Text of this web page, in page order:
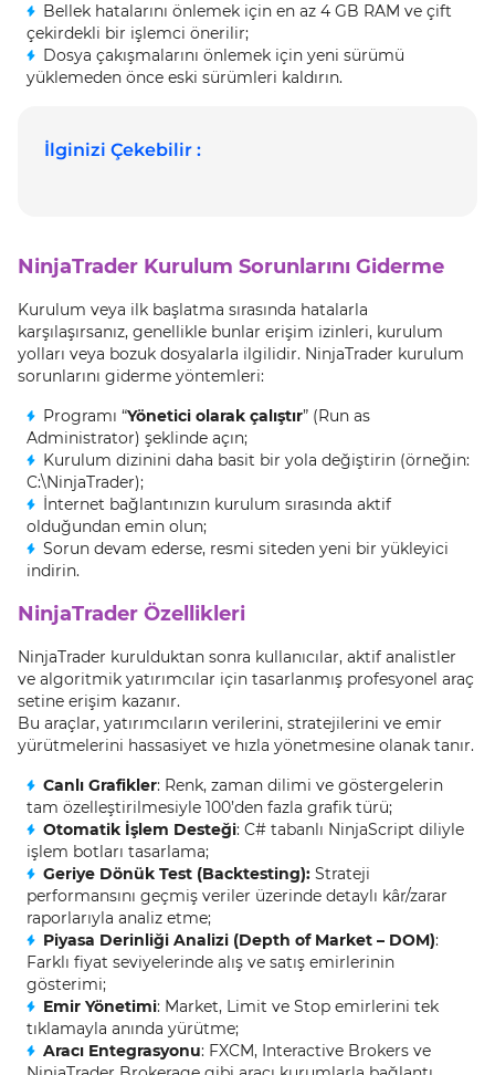
Bellek hatalarını önlemek için en az 4 GB RAM ve çift
çekirdekli bir işlemci önerilir;
Dosya çakışmalarını önlemek için yeni sürümü
yüklemeden önce eski sürümleri kaldırın.
İlginizi Çekebilir :
NinjaTrader Kurulum Sorunlarını Giderme
Kurulum veya ilk başlatma sırasında hatalarla
karşılaşırsanız, genellikle bunlar erişim izinleri, kurulum
yolları veya bozuk dosyalarla ilgilidir. NinjaTrader kurulum
sorunlarını giderme yöntemleri:
Programı “Yönetici olarak çalıştır” (Run as
Administrator) şeklinde açın;
Kurulum dizinini daha basit bir yola değiştirin (örneğin:
C:\NinjaTrader);
İnternet bağlantınızın kurulum sırasında aktif
olduğundan emin olun;
Sorun devam ederse, resmi siteden yeni bir yükleyici
indirin.
NinjaTrader Özellikleri
NinjaTrader kurulduktan sonra kullanıcılar, aktif analistler
ve algoritmik yatırımcılar için tasarlanmış profesyonel araç
setine erişim kazanır.
Bu araçlar, yatırımcıların verilerini, stratejilerini ve emir
yürütmelerini hassasiyet ve hızla yönetmesine olanak tanır.
Canlı Grafikler: Renk, zaman dilimi ve göstergelerin
tam özelleştirilmesiyle 100’den fazla grafik türü;
Otomatik İşlem Desteği: C# tabanlı NinjaScript diliyle
işlem botları tasarlama;
Geriye Dönük Test (Backtesting): Strateji
performansını geçmiş veriler üzerinde detaylı kâr/zarar
raporlarıyla analiz etme;
Piyasa Derinliği Analizi (Depth of Market – DOM):
Farklı fiyat seviyelerinde alış ve satış emirlerinin
gösterimi;
Emir Yönetimi: Market, Limit ve Stop emirlerini tek
tıklamayla anında yürütme;
Aracı Entegrasyonu: FXCM, Interactive Brokers ve